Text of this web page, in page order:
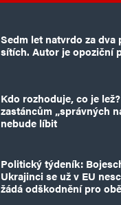
Sedm let natvrdo za dva
sítích. Autor je opoziční
Kdo rozhoduje, co je
zastáncům „správných
nebude líbit
Politický týdeník:
Ukrajinci se už v EU
žádá odškodnění pro